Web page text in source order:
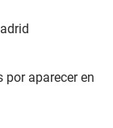
aparecer en